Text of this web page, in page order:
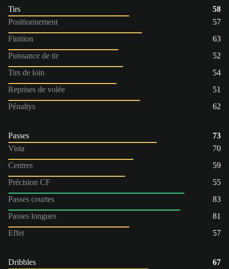
Tirs
58
Positionnement
57
Finition
63
Puissance de tir
52
Tirs de loin
54
Reprises de volée
51
Pénaltys
62
Passes
73
Vista
70
Centres
59
Précision CF
55
Passes courtes
83
Passes longues
81
Effet
57
Dribbles
67